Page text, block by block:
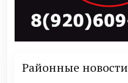
Районные новости